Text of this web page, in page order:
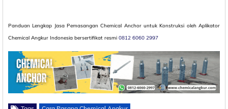
Panduan Lengkap Jasa Pemasangan Chemical Anchor untuk Konstruksi oleh Aplikator
Chemical Angkur Indonesia bersertifikat resmi 0812 6060 2997